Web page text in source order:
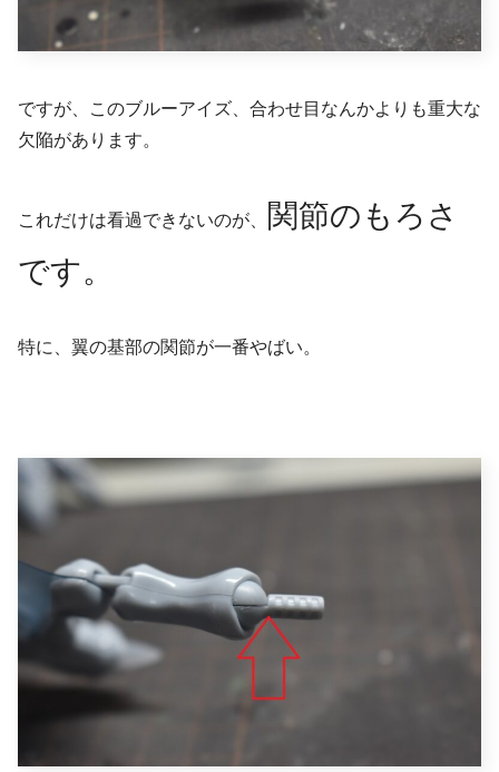
ですが、このブルーアイズ、合わせ目なんかよりも重大な
欠陥があります。
これだけは看過できないのが、
関節のもろさ
です。
特に、翼の基部の関節が一番やばい。